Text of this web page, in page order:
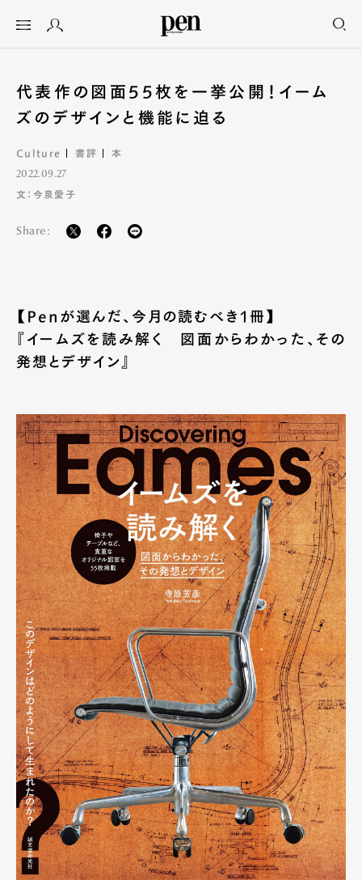
代表作の図面55枚を一挙公開！イーム
ズのデザインと機能に迫る
Culture 書評 本
2022.09.27
文：今泉愛子
Share:
【Penが選んだ、今月の読むべき1冊】
『イームズを読み解く 図面からわかった、その
発想とデザイン』